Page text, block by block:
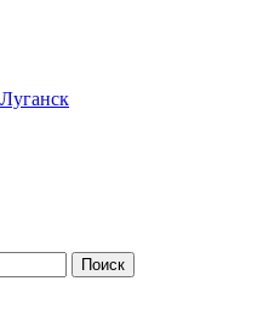
Луганск